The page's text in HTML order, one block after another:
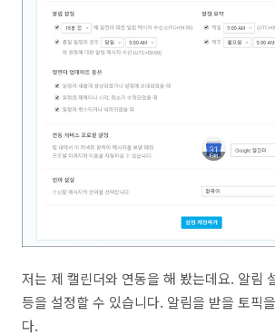
저는 제 캘린더와 연동을 해 봤는데요. 알림
등을 설정할 수 있습니다. 알림을 받을 토픽
다.